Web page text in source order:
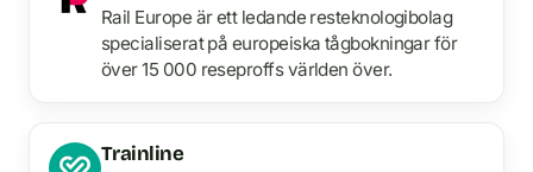
Rail Europe är ett ledande resteknologibolag
specialiserat på europeiska tågbokningar för
över 15 000 reseproffs världen över.
Trainline